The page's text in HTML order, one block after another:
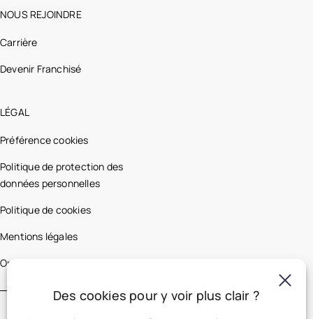
NOUS REJOINDRE
Carrière
Devenir Franchisé
LÉGAL
Préférence cookies
Politique de protection des
données personnelles
Politique de cookies
Mentions légales
Optic 2000 France
Des cookies pour y voir plus clair ?